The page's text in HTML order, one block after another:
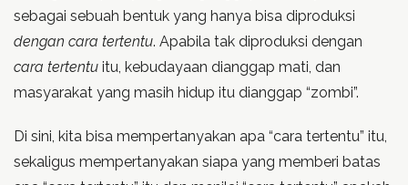
sebagai sebuah bentuk yang hanya bisa diproduksi
dengan cara tertentu. Apabila tak diproduksi dengan
cara tertentu itu, kebudayaan dianggap mati, dan
masyarakat yang masih hidup itu dianggap “zombi”.
Di sini, kita bisa mempertanyakan apa “cara tertentu” itu,
sekaligus mempertanyakan siapa yang memberi batas